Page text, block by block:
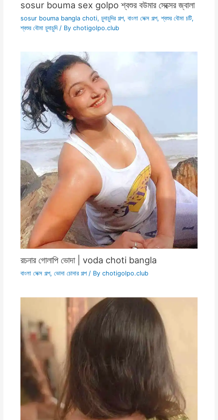
sosur bouma sex golpo শ্বশুর বউমার সেক্সের জ্বালা
sosur bouma bangla choti, চুদাচুদির গল্প, বাংলা সেক্স গল্প,শ্বশুর বৌমা চটি,
শ্বশুর বৌমা চুদাচুদি/ By chotigolpo.club
রচনার গোলাপি ভোদা | voda choti bangla
বাংলা সেক্স গল্প, ভোদা চোদার গল্প/ By chotigolpo.club